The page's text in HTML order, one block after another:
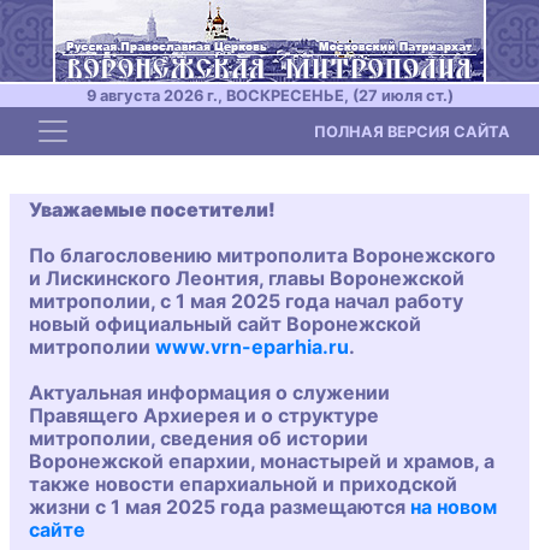
9 августа 2026 г., ВОСКРЕСЕНЬЕ, (27 июля ст.)
Toggle navigation ПОЛНАЯ ВЕРСИЯ САЙТА
Уважаемые посетители!
По благословению митрополита Воронежского
и Лискинского Леонтия, главы Воронежской
митрополии, с 1 мая 2025 года начал работу
новый официальный сайт Воронежской
митрополии www.vrn-eparhia.ru.
Актуальная информация о служении
Правящего Архиерея и о структуре
митрополии, сведения об истории
Воронежской епархии, монастырей и храмов, а
также новости епархиальной и приходской
жизни с 1 мая 2025 года размещаются на новом
сайте